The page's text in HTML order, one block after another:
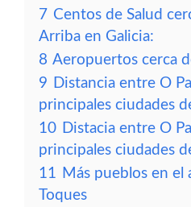
7 Centos de Salud
Arriba en Galicia:
8 Aeropuertos cerca
9 Distancia entre O
principales ciudades
10 Distacia entre O
principales ciudades
11 Más pueblos en
Toques